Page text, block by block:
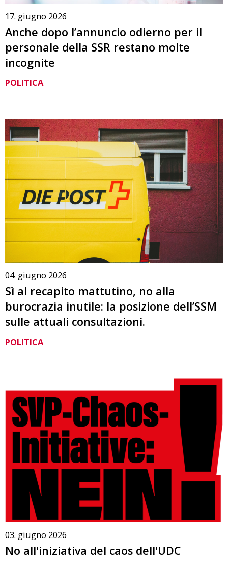
17. giugno 2026
Anche dopo l’annuncio odierno per il
personale della SSR restano molte
incognite
POLITICA
04. giugno 2026
Sì al recapito mattutino, no alla
burocrazia inutile: la posizione dell’SSM
sulle attuali consultazioni.
POLITICA
03. giugno 2026
No all'iniziativa del caos dell'UDC